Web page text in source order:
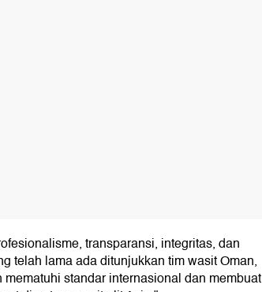
transparansi, integritas, dan
telah lama ada ditunjukkan tim wasit Oman,
standar internasional dan membuat